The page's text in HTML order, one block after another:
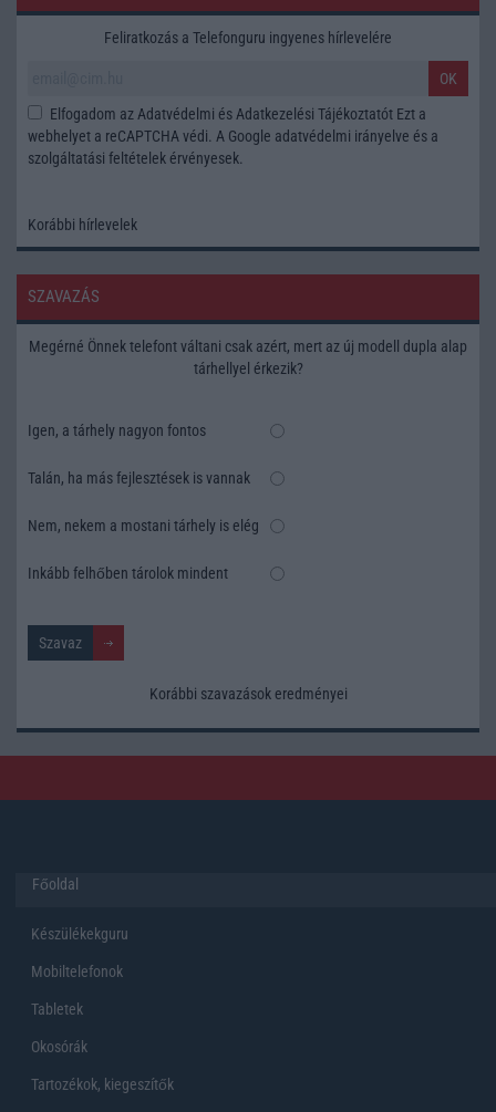
Feliratkozás a Telefonguru ingyenes hírlevelére
OK
Elfogadom az Adatvédelmi és Adatkezelési Tájékoztatót Ezt a
webhelyet a reCAPTCHA védi. A Google adatvédelmi irányelve és a
szolgáltatási feltételek érvényesek.
Korábbi hírlevelek
SZAVAZÁS
Megérné Önnek telefont váltani csak azért, mert az új modell dupla alap
tárhellyel érkezik?
Igen, a tárhely nagyon fontos
Talán, ha más fejlesztések is vannak
Nem, nekem a mostani tárhely is elég
Inkább felhőben tárolok mindent
Korábbi szavazások eredményei
Főoldal
Készülékekguru
Mobiltelefonok
Tabletek
Okosórák
Tartozékok, kiegeszítők